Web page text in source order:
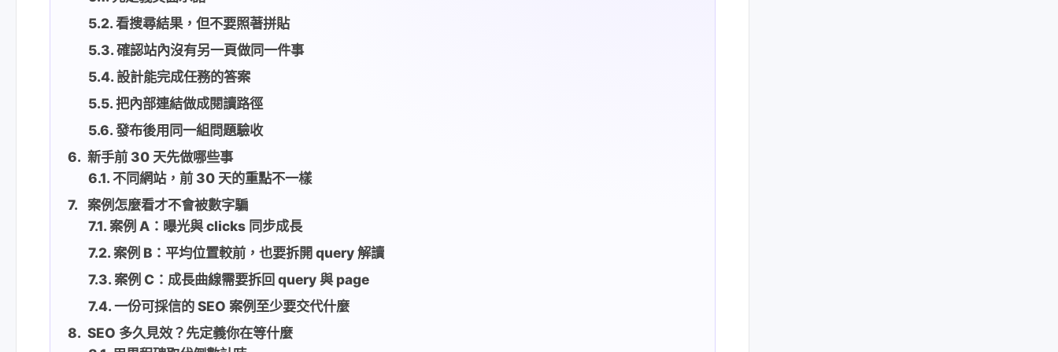
看搜尋結果，但不要照著拼貼
確認站內沒有另一頁做同一件事
設計能完成任務的答案
把內部連結做成閱讀路徑
發布後用同一組問題驗收
新手前 30 天先做哪些事
不同網站，前 30 天的重點不一樣
案例怎麼看才不會被數字騙
案例 A：曝光與 clicks 同步成長
案例 B：平均位置較前，也要拆開 query 解讀
案例 C：成長曲線需要拆回 query 與 page
一份可採信的 SEO 案例至少要交代什麼
SEO 多久見效？先定義你在等什麼